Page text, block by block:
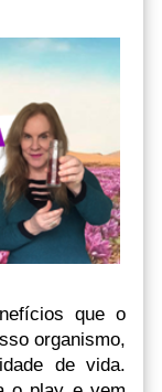
que o
organismo,
de vida.